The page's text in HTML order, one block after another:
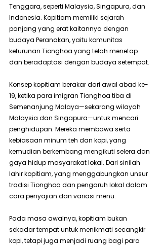
Tenggara, seperti Malaysia, Singapura, dan
Indonesia. Kopitiam memiliki sejarah
panjang yang erat kaitannya dengan
budaya Peranakan, yaitu komunitas
keturunan Tionghoa yang telah menetap
dan beradaptasi dengan budaya setempat.
Konsep kopitiam berakar dari awal abad ke-
19, ketika para imigran Tionghoa tiba di
Semenanjung Malaya—sekarang wilayah
Malaysia dan Singapura—untuk mencari
penghidupan. Mereka membawa serta
kebiasaan minum teh dan kopi, yang
kemudian berkembang mengikuti selera dan
gaya hidup masyarakat lokal. Dari sinilah
lahir kopitiam, yang menggabungkan unsur
tradisi Tionghoa dan pengaruh lokal dalam
cara penyajian dan variasi menu.
Pada masa awalnya, kopitiam bukan
sekadar tempat untuk menikmati secangkir
kopi, tetapi juga menjadi ruang bagi para